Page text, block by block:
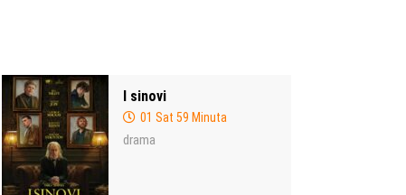
I sinovi
01 Sat 59 Minuta
drama